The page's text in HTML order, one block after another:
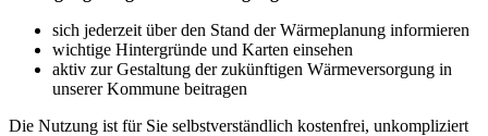
sich jederzeit über den Stand der Wärmeplanung informieren
wichtige Hintergründe und Karten einsehen
aktiv zur Gestaltung der zukünftigen Wärmeversorgung in
unserer Kommune beitragen
Die Nutzung ist für Sie selbstverständlich kostenfrei, unkompliziert